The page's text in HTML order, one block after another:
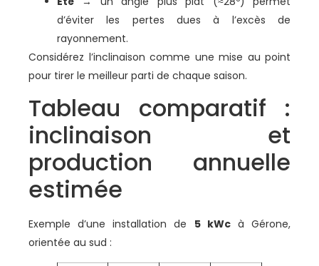
d’éviter les pertes dues à l’excès de
rayonnement.
Considérez l’inclinaison comme une mise au point
pour tirer le meilleur parti de chaque saison.
Tableau comparatif :
inclinaison et
production annuelle
estimée
Exemple d’une installation de 5 kWcà Gérone,
orientée au sud :